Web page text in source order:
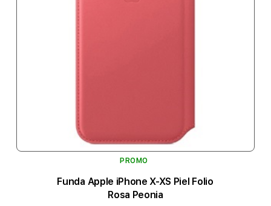
PROMO
Funda Apple iPhone X-XS Piel Folio
Rosa Peonia